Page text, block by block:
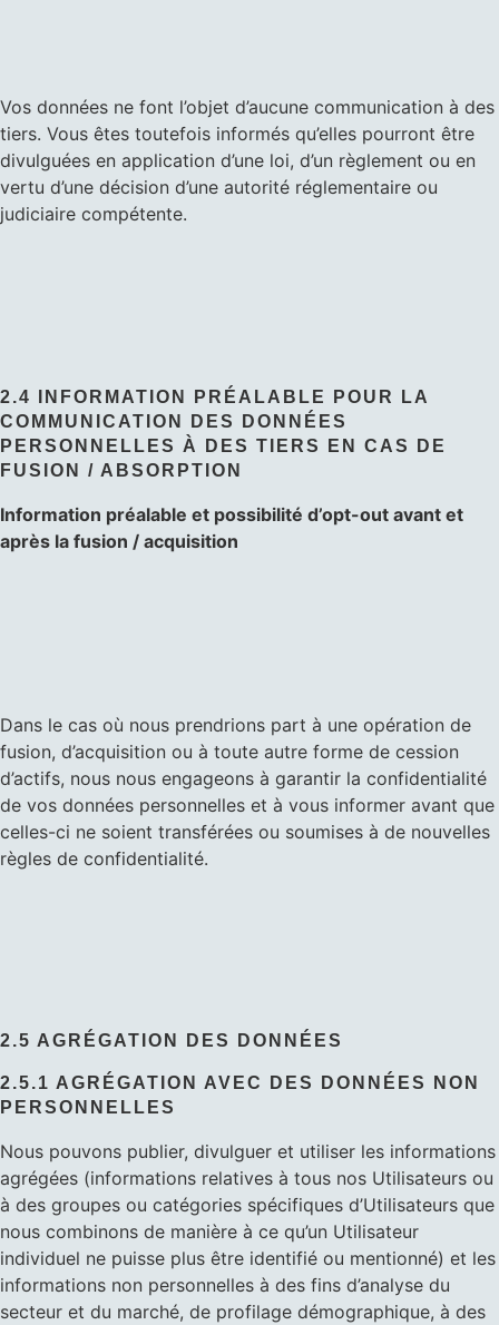
Vos données ne font l’objet d’aucune communication à des
tiers. Vous êtes toutefois informés qu’elles pourront être
divulguées en application d’une loi, d’un règlement ou en
vertu d’une décision d’une autorité réglementaire ou
judiciaire compétente.
2.4 INFORMATION PRÉALABLE POUR LA
COMMUNICATION DES DONNÉES
PERSONNELLES À DES TIERS EN CAS DE
FUSION / ABSORPTION
Information préalable et possibilité d’opt-out avant et
après la fusion / acquisition
Dans le cas où nous prendrions part à une opération de
fusion, d’acquisition ou à toute autre forme de cession
d’actifs, nous nous engageons à garantir la confidentialité
de vos données personnelles et à vous informer avant que
celles-ci ne soient transférées ou soumises à de nouvelles
règles de confidentialité.
2.5 AGRÉGATION DES DONNÉES
2.5.1 AGRÉGATION AVEC DES DONNÉES NON
PERSONNELLES
Nous pouvons publier, divulguer et utiliser les informations
agrégées (informations relatives à tous nos Utilisateurs ou
à des groupes ou catégories spécifiques d’Utilisateurs que
nous combinons de manière à ce qu’un Utilisateur
individuel ne puisse plus être identifié ou mentionné) et les
informations non personnelles à des fins d’analyse du
secteur et du marché, de profilage démographique, à des